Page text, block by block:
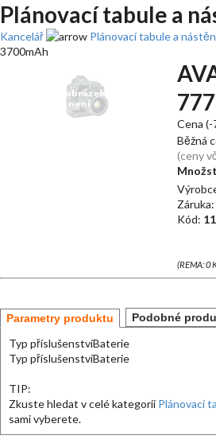
Plánovací tabule a
Kancelář Plánovací tabule a
3700mAh
Cena (-
Běžná
(ceny
Kód:
(REMA: 0
Parametry produktu Podobné
Typ příslušenstvíBaterie
Typ příslušenstvíBaterie
TIP:
Zkuste hledat v celé kategorii Plánovací
sami vyberete.